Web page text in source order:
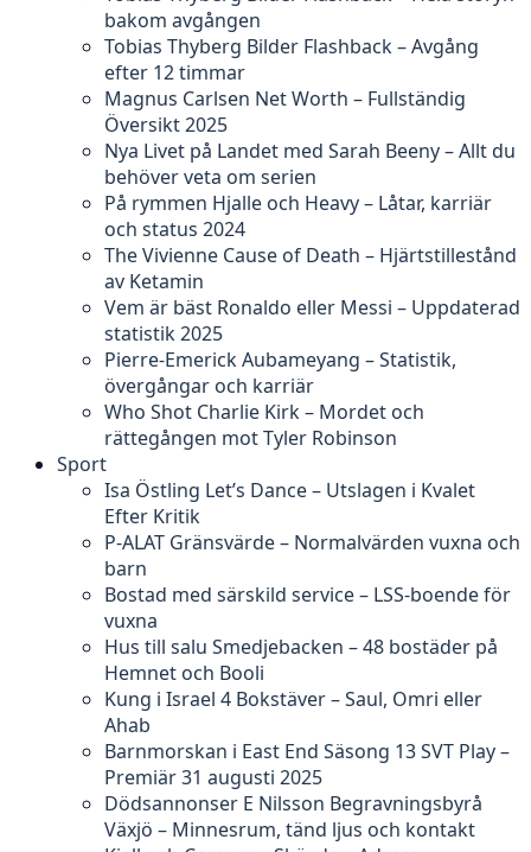
bakom avgången
Tobias Thyberg Bilder Flashback – Avgång
efter 12 timmar
Magnus Carlsen Net Worth – Fullständig
Översikt 2025
Nya Livet på Landet med Sarah Beeny – Allt du
behöver veta om serien
På rymmen Hjalle och Heavy – Låtar, karriär
och status 2024
The Vivienne Cause of Death – Hjärtstillestånd
av Ketamin
Vem är bäst Ronaldo eller Messi – Uppdaterad
statistik 2025
Pierre-Emerick Aubameyang – Statistik,
övergångar och karriär
Who Shot Charlie Kirk – Mordet och
rättegången mot Tyler Robinson
Sport
Isa Östling Let’s Dance – Utslagen i Kvalet
Efter Kritik
P-ALAT Gränsvärde – Normalvärden vuxna och
barn
Bostad med särskild service – LSS-boende för
vuxna
Hus till salu Smedjebacken – 48 bostäder på
Hemnet och Booli
Kung i Israel 4 Bokstäver – Saul, Omri eller
Ahab
Barnmorskan i East End Säsong 13 SVT Play –
Premiär 31 augusti 2025
Dödsannonser E Nilsson Begravningsbyrå
Växjö – Minnesrum, tänd ljus och kontakt